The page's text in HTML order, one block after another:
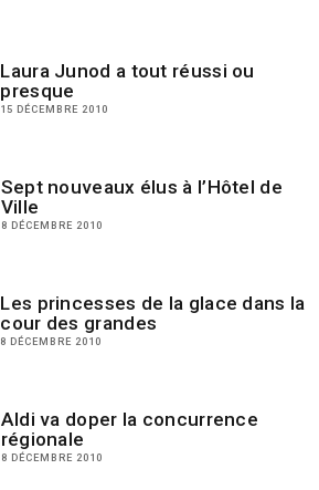
Laura Junod a tout réussi ou
presque
15 DÉCEMBRE 2010
Sept nouveaux élus à l’Hôtel de
Ville
8 DÉCEMBRE 2010
Les princesses de la glace dans la
cour des grandes
8 DÉCEMBRE 2010
Aldi va doper la concurrence
régionale
8 DÉCEMBRE 2010